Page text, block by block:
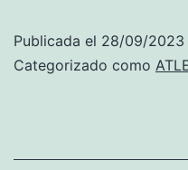
Publicada el 28/09/2023
Categorizado como